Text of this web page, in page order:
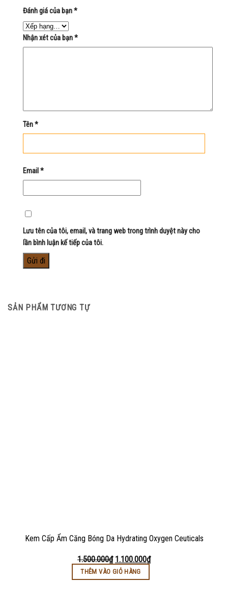
Đánh giá của bạn*
Nhận xét của bạn*
Tên*
Email *
Lưu tên của tôi, email, và trang web trong trình duyệt này cho
lần bình luận kế tiếp của tôi.
SẢN PHẨM TƯƠNG TỰ
Kem Cấp Ẩm Căng Bóng Da Hydrating Oxygen Ceuticals
1.500.000₫ 1.100.000₫
THÊM VÀO GIỎ HÀNG